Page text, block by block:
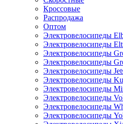
Кроссовые
Распродажа
Оптом
Электровелосипеды
Электровелосипеды
Электровелосипеды
Электровелосипеды
Электровелосипеды
Электровелосипеды
Электровелосипеды
Электровелосипеды
Электровелосипеды
Электровелосипеды